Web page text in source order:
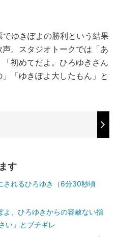
ゆきぽよの勝利という結果
。スタジオトークでは「あ
初めてだよ。ひろゆきさん
「ゆきぽよ大したもん」と
す
されるひろゆき（6分30秒頃
よ、ひろゆきからの容赦ない指
い」とブチギレ